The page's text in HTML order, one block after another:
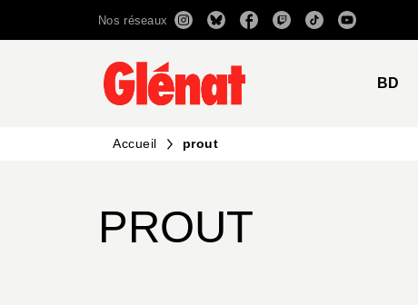
RECHERCHE CONTENU
Nos réseaux
BD
Accueil prout
PROUT